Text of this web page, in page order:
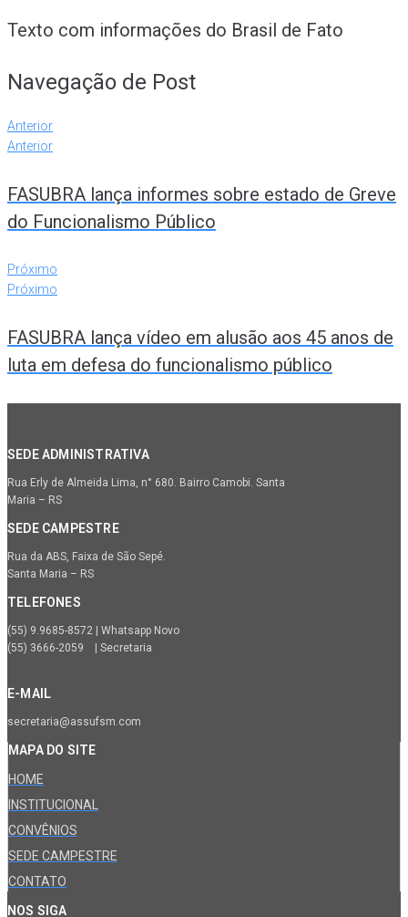
Texto com informações do Brasil de Fato
Navegação de Post
Anterior
Anterior
FASUBRA lança informes sobre estado de Greve
do Funcionalismo Público
Próximo
Próximo
FASUBRA lança vídeo em alusão aos 45 anos de
luta em defesa do funcionalismo público
SEDE ADMINISTRATIVA
Rua Erly de Almeida Lima, n° 680. Bairro Camobi. Santa
Maria – RS
SEDE CAMPESTRE
Rua da ABS, Faixa de São Sepé.
Santa Maria – RS
TELEFONES
(55) 9.9685-8572 | Whatsapp Novo
(55) 3666-2059 | Secretaria
E-MAIL
secretaria@assufsm.com
MAPA DO SITE
HOME
INSTITUCIONAL
CONVÊNIOS
SEDE CAMPESTRE
CONTATO
NOS SIGA